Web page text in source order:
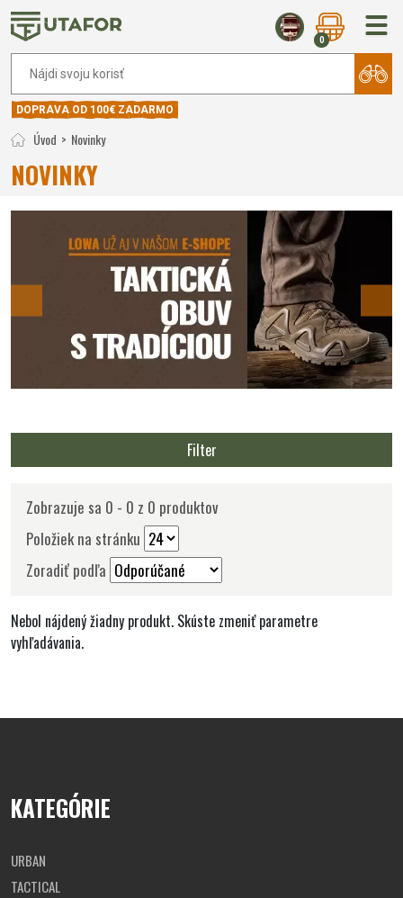
0
DOPRAVA OD 100€ ZADARMO
Úvod Novinky
NOVINKY
Filter
Zobrazuje sa 0 - 0 z 0 produktov
Položiek na stránku
Zoradiť podľa
Nebol nájdený žiadny produkt. Skúste zmeniť parametre
vyhľadávania.
KATEGÓRIE
URBAN
TACTICAL